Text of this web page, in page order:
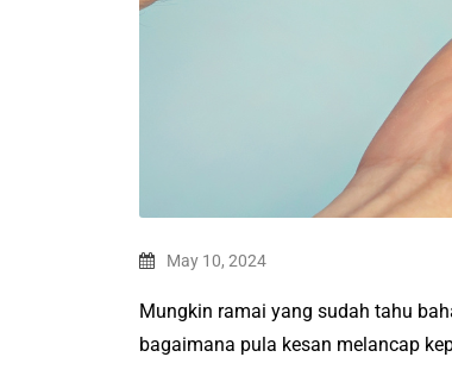
May 10, 2024
Mungkin ramai yang sudah tahu
bagaimana pula kesan melancap